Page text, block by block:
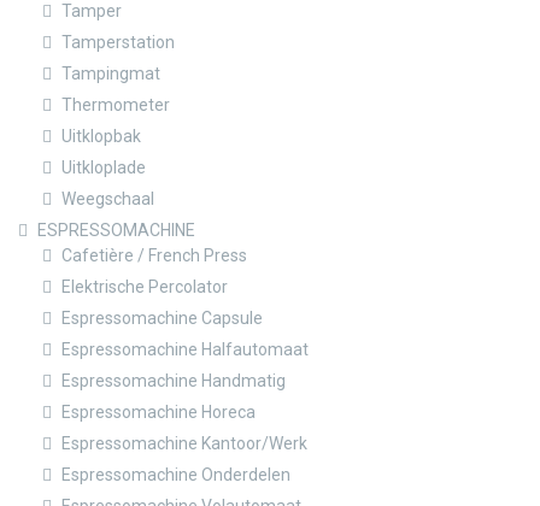
Tamper
Tamperstation
Tampingmat
Thermometer
Uitklopbak
Uitkloplade
Weegschaal
ESPRESSOMACHINE
Cafetière / French Press
Elektrische Percolator
Espressomachine Capsule
Espressomachine Halfautomaat
Espressomachine Handmatig
Espressomachine Horeca
Espressomachine Kantoor/Werk
Espressomachine Onderdelen